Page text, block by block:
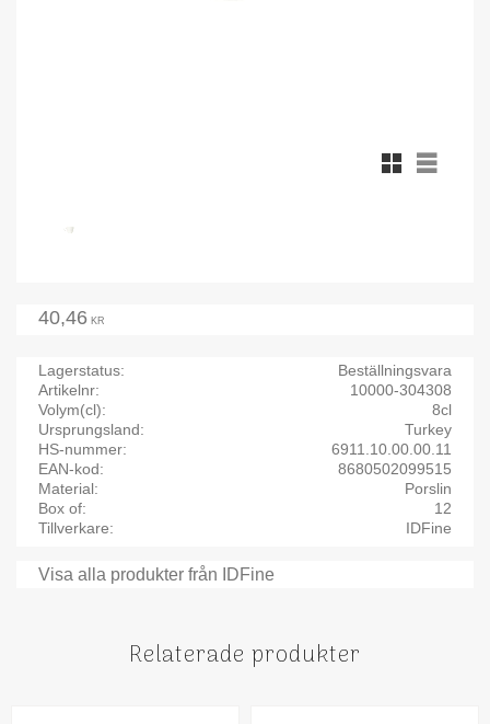
Rutnätsvy
Listvy
40,46 KR
Lagerstatus
Beställningsvara
Artikelnr
10000-304308
Volym(cl)
8cl
Ursprungsland
Turkey
HS-nummer
6911.10.00.00.11
EAN-kod
8680502099515
Material
Porslin
Box of
12
Tillverkare
IDFine
Visa alla produkter från IDFine
Relaterade produkter